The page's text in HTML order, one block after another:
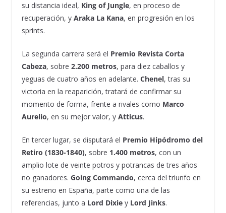
su distancia ideal, King of Jungle, en proceso de
recuperación, y Araka La Kana, en progresión en los
sprints.
La segunda carrera será el Premio Revista Corta
Cabeza, sobre 2.200 metros, para diez caballos y
yeguas de cuatro años en adelante. Chenel, tras su
victoria en la reaparición, tratará de confirmar su
momento de forma, frente a rivales como Marco
Aurelio, en su mejor valor, y Atticus.
En tercer lugar, se disputará el Premio Hipódromo del
Retiro (1830-1840), sobre 1.400 metros, con un
amplio lote de veinte potros y potrancas de tres años
no ganadores. Going Commando, cerca del triunfo en
su estreno en España, parte como una de las
referencias, junto a Lord Dixiey Lord Jinks.